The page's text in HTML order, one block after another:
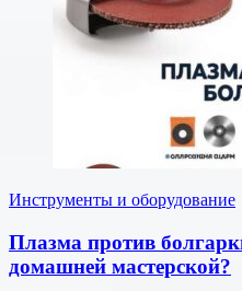
Инструменты и оборудование
Плазма против
домашней мастерской?